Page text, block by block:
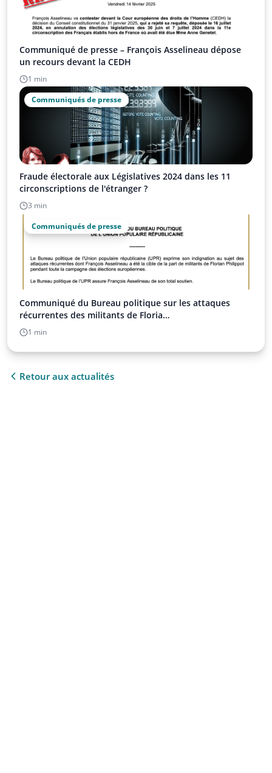
Communiqué de presse – François Asselineau dépose
un recours devant la CEDH
1 min
Communiqués de presse
Fraude électorale aux Législatives 2024 dans les 11
circonscriptions de l'étranger ?
3 min
Communiqués de presse
Communiqué du Bureau politique sur les attaques
récurrentes des militants de Floria…
1 min
Retour aux actualités